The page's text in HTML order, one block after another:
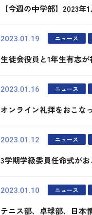
【今週の中学部】2023年
2023.01.19 ニュース
生徒会役員と1年生有志が
2023.01.16 ニュース
オンライン礼拝をおこな
2023.01.12 ニュース
3学期学級委員任命式がお
2023.01.10 ニュース
テニス部、卓球部、日本